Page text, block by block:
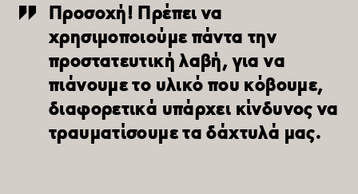
Προσοχή! Πρέπει να
χρησιμοποιούμε πάντα την
προστατευτική λαβή, για να
πιάνουμε το υλικό που κόβουμε,
διαφορετικά υπάρχει κίνδυνος να
τραυματίσουμε τα δάχτυλά μας.